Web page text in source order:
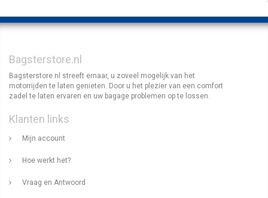
Bagsterstore.nl
Bagsterstore.nl streeft ernaar, u zoveel mogelijk van het
motorrijden te laten genieten. Door u het plezier van een comfort
zadel te laten ervaren en uw bagage problemen op te lossen.
Klanten links
Mijn account
Hoe werkt het?
Vraag en Antwoord